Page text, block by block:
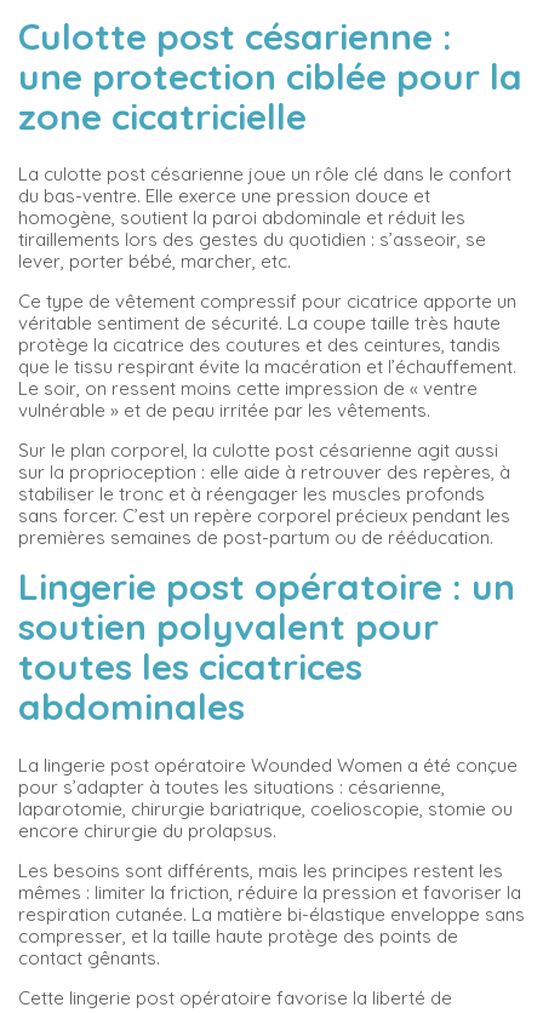
Culotte post césarienne :
une protection ciblée pour la
zone cicatricielle
La culotte post césarienne joue un rôle clé dans le confort
du bas-ventre. Elle exerce une pression douce et
homogène, soutient la paroi abdominale et réduit les
tiraillements lors des gestes du quotidien : s’asseoir, se
lever, porter bébé, marcher, etc.
Ce type de vêtement compressif pour cicatrice apporte un
véritable sentiment de sécurité. La coupe taille très haute
protège la cicatrice des coutures et des ceintures, tandis
que le tissu respirant évite la macération et l’échauffement.
Le soir, on ressent moins cette impression de « ventre
vulnérable » et de peau irritée par les vêtements.
Sur le plan corporel, la culotte post césarienne agit aussi
sur la proprioception : elle aide à retrouver des repères, à
stabiliser le tronc et à réengager les muscles profonds
sans forcer. C’est un repère corporel précieux pendant les
premières semaines de post-partum ou de rééducation.
Lingerie post opératoire : un
soutien polyvalent pour
toutes les cicatrices
abdominales
La lingerie post opératoire Wounded Women a été conçue
pour s’adapter à toutes les situations : césarienne,
laparotomie, chirurgie bariatrique, coelioscopie, stomie ou
encore chirurgie du prolapsus.
Les besoins sont différents, mais les principes restent les
mêmes : limiter la friction, réduire la pression et favoriser la
respiration cutanée. La matière bi-élastique enveloppe sans
compresser, et la taille haute protège des points de
contact gênants.
Cette lingerie post opératoire favorise la liberté de